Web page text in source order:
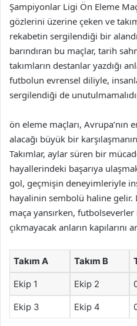
Şampiyonlar Ligi Ön Eleme
gözlerini üzerine çeken ve
rekabetin sergilendiği bir
barındıran bu maçlar, tarih
takımların destanlar yazdığı
futbolun evrensel diliyle,
sergilendiği de
ön eleme maçları, Avrupa’nın
alacağı büyük bir
Takımlar, aylar süren bir
hayallerindeki başarıya
gol, geçmişin deneyimleriyle
hayalinin sembolü haline gelir.
maça yansırken, futbolseverler
çıkmayacak anların kapılarını
Takım A Takım B
Ekip 1 Ekip 2
Ekip 3 Ekip 4